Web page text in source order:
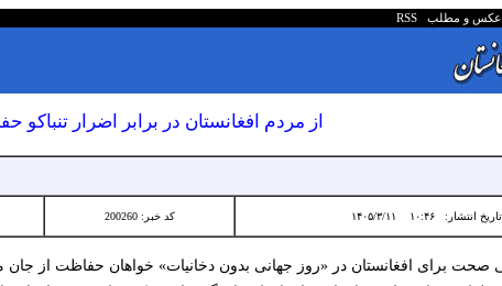
عکس و مطلب RSS
از مردم افغانستان در برابر اضرار
تاریخ انتشار:۱۰:۴۶ ۱۴۰۵/۳/۱۱ کد خبر: 200260
صحت برای افغانستان در «روز جهانی بدون دخانیات» خواهان حفاظت از جان